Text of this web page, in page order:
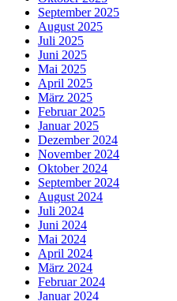
September 2025
August 2025
Juli 2025
Juni 2025
Mai 2025
April 2025
März 2025
Februar 2025
Januar 2025
Dezember 2024
November 2024
Oktober 2024
September 2024
August 2024
Juli 2024
Juni 2024
Mai 2024
April 2024
März 2024
Februar 2024
Januar 2024